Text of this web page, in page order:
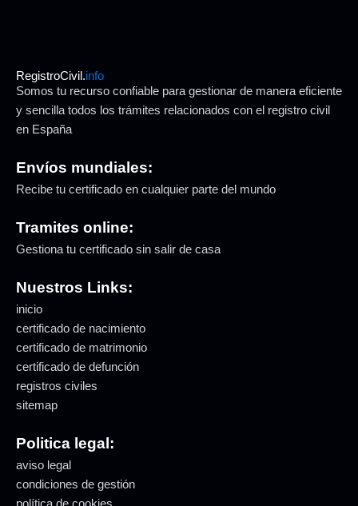
RegistroCivil.info
Somos tu recurso confiable para gestionar de manera eficiente
y sencilla todos los trámites relacionados con el registro civil
en España
Envíos mundiales:
Recibe tu certificado en cualquier parte del mundo
Tramites online:
Gestiona tu certificado sin salir de casa
Nuestros Links:
inicio
certificado de nacimiento
certificado de matrimonio
certificado de defunción
registros civiles
sitemap
Politica legal:
aviso legal
condiciones de gestión